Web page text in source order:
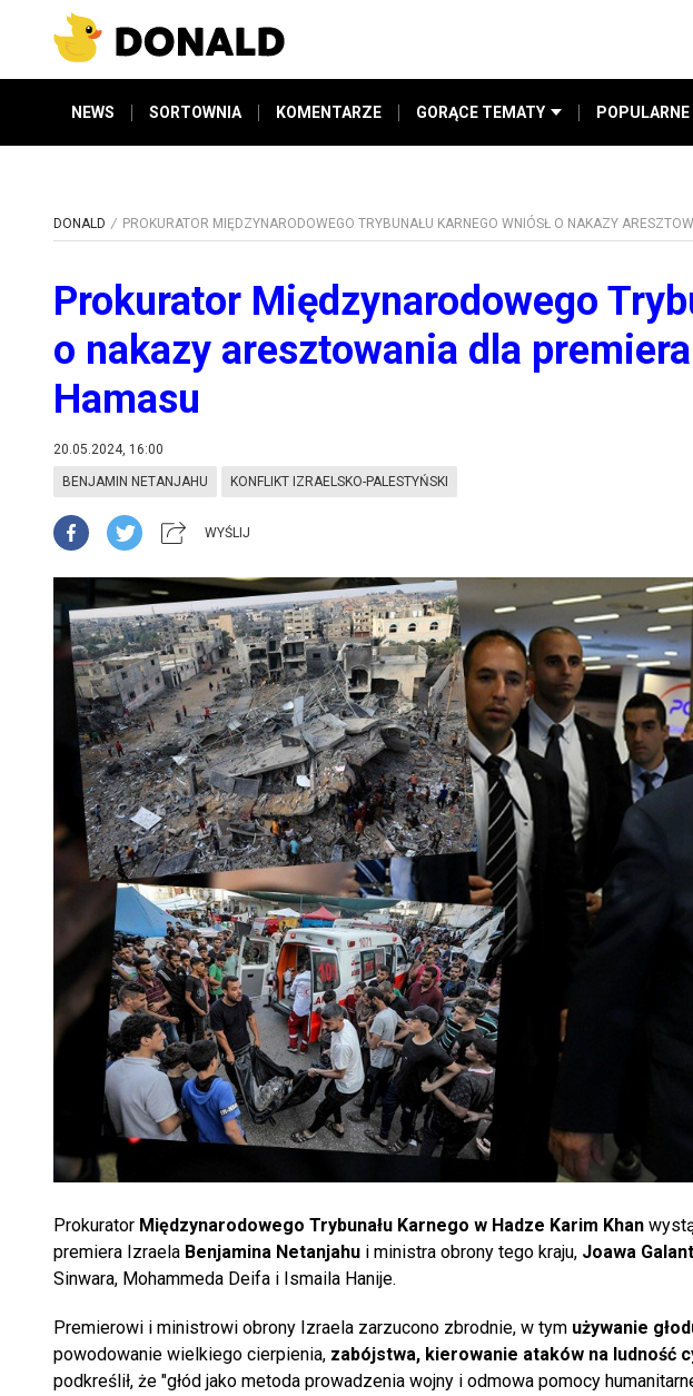
NEWS SORTOWNIA KOMENTARZE GORĄCE TEMATY POPULARNE
DONALD PROKURATOR MIĘDZYNARODOWEGO TRYBUNAŁU KARNEGO WNIÓSŁ O NAKAZY
Prokurator Międzynarodowego
o nakazy aresztowania dla
Hamasu
20.05.2024, 16:00
BENJAMIN NETANJAHU KONFLIKT IZRAELSKO-PALESTYŃSKI
WYŚLIJ
Prokurator Międzynarodowego Trybunału Karnego w Hadze Karim Khan
premiera Izraela Benjamina Netanjahu i ministra obrony tego kraju, Joawa
Sinwara, Mohammeda Deifa i Ismaila Hanije.
Premierowi i ministrowi obrony Izraela zarzucono zbrodnie, w tym używanie
powodowanie wielkiego cierpienia, zabójstwa, kierowanie ataków na ludność
podkreślił, że "głód jako metoda prowadzenia wojny i odmowa pomocy